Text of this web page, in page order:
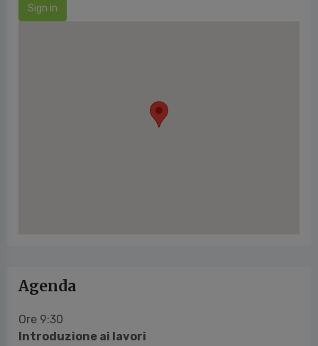
Sign in
Agenda
Ore 9:30
Introduzione ai lavori